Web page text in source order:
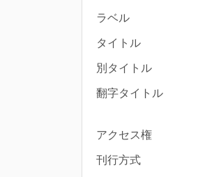
ラベル
タイトル
別タイトル
翻字タイトル
アクセス権
刊行方式